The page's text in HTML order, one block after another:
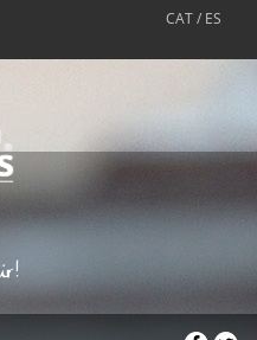
CAT/ ES